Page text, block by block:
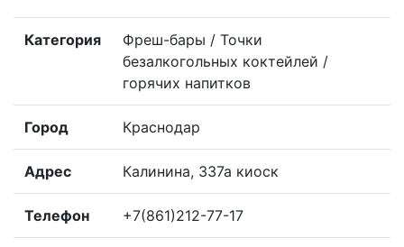
Категория
Фреш-бары / Точки
безалкогольных коктейлей /
горячих напитков
Город Краснодар
Адрес Калинина, 337а киоск
Телефон +7(861)212-77-17